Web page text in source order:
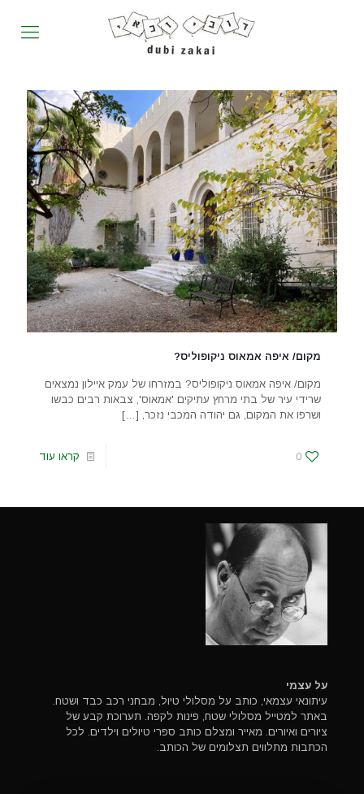
מקום/ איפה אמאוס ניקופוליס?
מקום/ איפה אמאוס ניקופוליס? במזרחו של עמק איילון נמצאים
שרידי עיר של בתי מרחץ עתיקים 'אמאוס', צבאות רבים כבשו
ושרפו את המקום, גם יהודה המכבי נזכר, […]
0 קראו עוד
על עצמי
עיתונאי עצמאי, כותב על מסלולי טיול, מבחני רכב כבד ושטח.
באתר למטייל מסלולי שטח, פינות לקפה. תערוכת קבע של
ציורים ואיורים. מאייר ומצלם כותב ספרי טיולים וילדים. לכל
הכתבות מתלווים תצלומים של הכותב.